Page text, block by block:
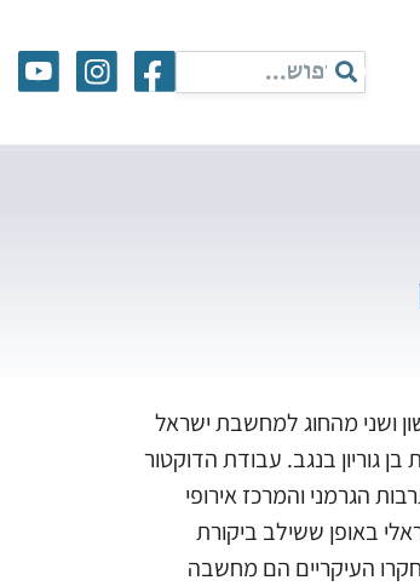
ושני מהחוג למחשבת ישראל
גוריון בנגב. עבודת הדוקטור
הגרמני והמרכז אירופי
ישראלי באופן ששילב ביקורת
העיקריים הם מחשבה